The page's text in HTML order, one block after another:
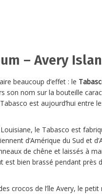
– Avery
beaucoup d’effet : le
son nom sur la bouteille
est aujourd’hui entre
le Tabasco est
d’Amérique du Sud et
de chêne et laissés à
bien brassé pendant près
crocos de l’île Avery, le